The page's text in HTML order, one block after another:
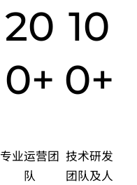
20
0+
专业运营团
队
10
0+
技术研发
团队及人